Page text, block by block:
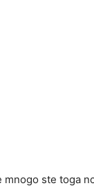
ste toga